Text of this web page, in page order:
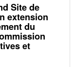
Site de
extension
du
et